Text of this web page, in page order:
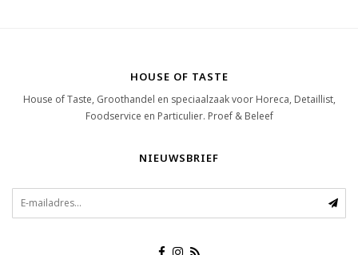
HOUSE OF TASTE
House of Taste, Groothandel en speciaalzaak voor Horeca, Detaillist,
Foodservice en Particulier. Proef & Beleef
NIEUWSBRIEF